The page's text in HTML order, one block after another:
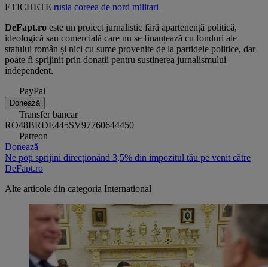
ETICHETE rusia coreea de nord militari
DeFapt.ro este un proiect jurnalistic fără apartenență politică,
ideologică sau comercială care nu se finanțează cu fonduri ale
statului român și nici cu sume provenite de la partidele politice, dar
poate fi sprijinit prin donații pentru susținerea jurnalismului
independent.
PayPal
Donează
Transfer bancar
RO48BRDE445SV97760644450
Patreon
Donează
Ne poți sprijini direcționând 3,5% din impozitul tău pe venit către
DeFapt.ro
Alte articole din categoria Internațional